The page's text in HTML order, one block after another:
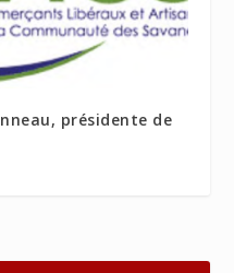
présidente de